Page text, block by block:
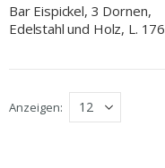
Bar Eispickel, 3 Dornen,
Edelstahl und Holz, L. 176
Anzeigen